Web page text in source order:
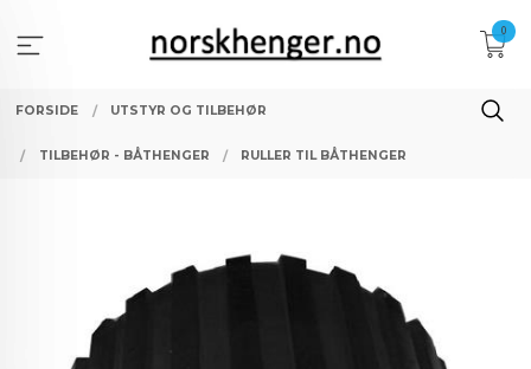
innholdet
0
FORSIDE UTSTYR OG TILBEHØR
TILBEHØR - BÅTHENGER RULLER TIL BÅTHENGER